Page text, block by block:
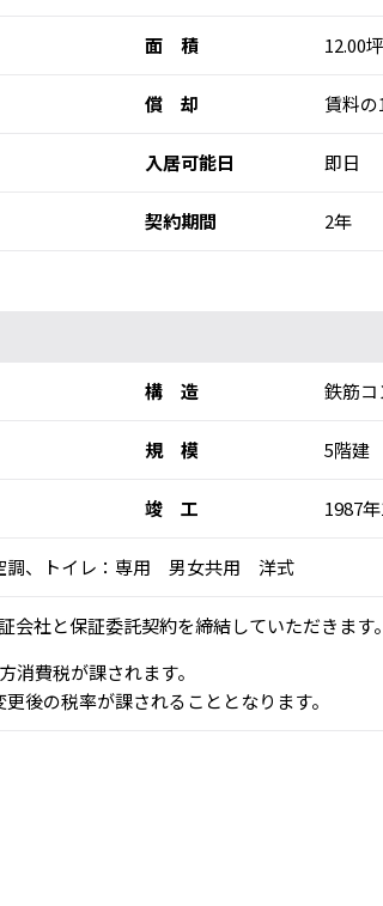
面 積 12.00
償 却 賃料
入居可能日 即日
契約期間 2年
構 造 鉄筋
規 模 5階建
竣 工 1987
調、トイレ：専用 男女共用 洋式
社と保証委託契約を締結していただきます。
消費税が課されます。
後の税率が課されることとなります。